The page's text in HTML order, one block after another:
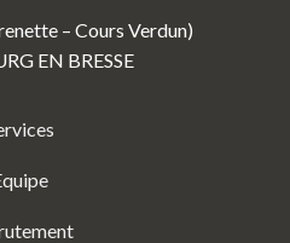
– Cours Verdun)
EN BRESSE